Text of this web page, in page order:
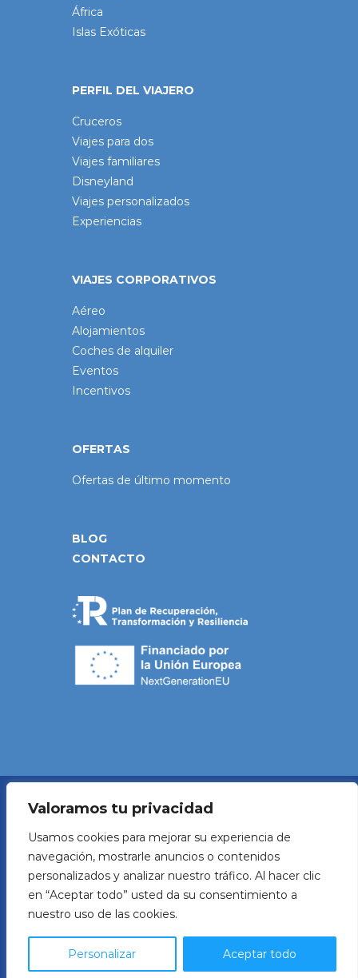
Valoramos tu privacidad
Usamos cookies para mejorar su experiencia de
navegación, mostrarle anuncios o contenidos
personalizados y analizar nuestro tráfico. Al hacer clic
en “Aceptar todo” usted da su consentimiento a
nuestro uso de las cookies.
Personalizar Aceptar todo
África
Islas Exóticas
PERFIL DEL VIAJERO
Cruceros
Viajes para dos
Viajes familiares
Disneyland
Viajes personalizados
Experiencias
VIAJES CORPORATIVOS
Aéreo
Alojamientos
Coches de alquiler
Eventos
Incentivos
OFERTAS
Ofertas de último momento
BLOG
CONTACTO
Developed by Beroni
Política de Cookies